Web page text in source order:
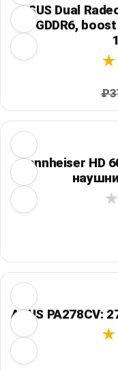
ASUS Dual
ГБ GDDR6,
Sennheiser HD
ASUS PA278CV: